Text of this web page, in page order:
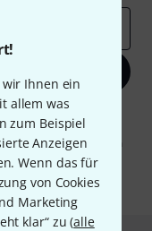
Ihnen ein
allem was
zum Beispiel
Anzeigen
Wenn das für
von Cookies
Marketing
klar“ zu (alle
Erhalt von E-Mail-
zu. Die
finden Sie in
.